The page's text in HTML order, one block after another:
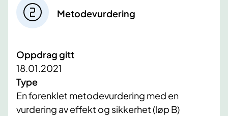
Metodevurdering
Oppdrag gitt
18.01.2021
Type
En forenklet metodevurdering med en
vurdering av effekt og sikkerhet (løp B)